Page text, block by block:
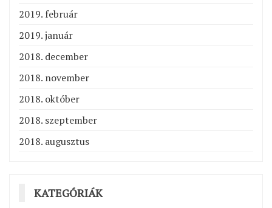
2019. február
2019. január
2018. december
2018. november
2018. október
2018. szeptember
2018. augusztus
KATEGÓRIÁK